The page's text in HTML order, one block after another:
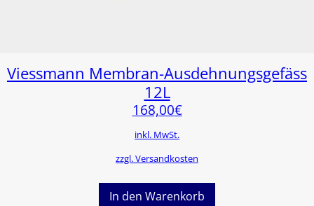
Viessmann Membran-Ausdehnungsgefäss
12L
168,00€
inkl. MwSt.
zzgl. Versandkosten
In den Warenkorb